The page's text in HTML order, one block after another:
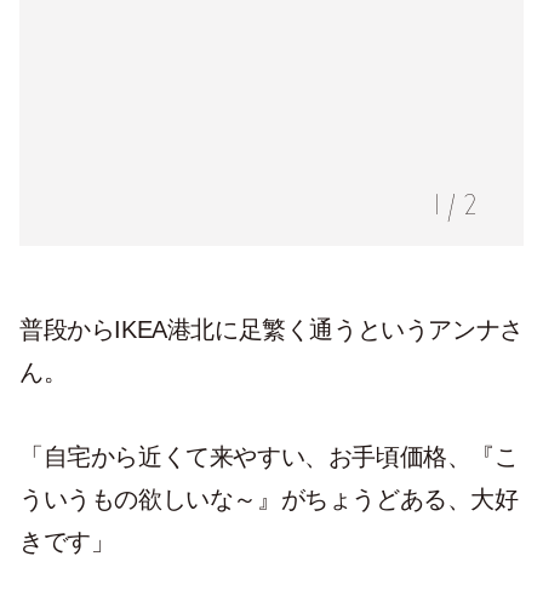
1 / 2
普段からIKEA港北に足繁く通うというアンナさ
ん。
「自宅から近くて来やすい、お手頃価格、『こ
ういうもの欲しいな～』がちょうどある、大好
きです」